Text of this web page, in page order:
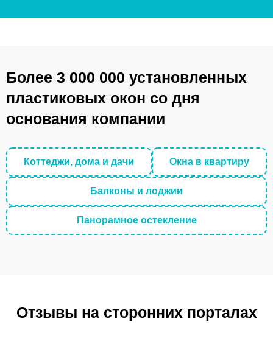
Более 3 000 000 установленных
пластиковых окон со дня
основания компании
Коттеджи, дома и дачи Окна в квартиру
Балконы и лоджии
Панорамное остекление
Отзывы на сторонних порталах